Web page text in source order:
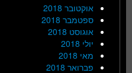
אוקטובר 2018
ספטמבר 2018
אוגוסט 2018
יולי 2018
מאי 2018
פברואר 2018